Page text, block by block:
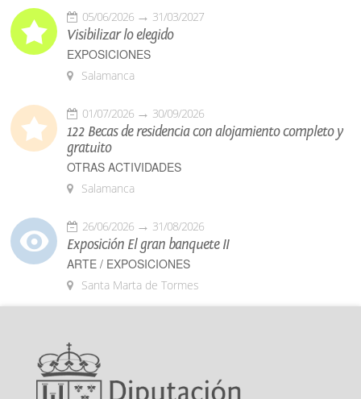
05/06/2026 31/03/2027
Visibilizar lo elegido
EXPOSICIONES
Salamanca
01/07/2026 30/09/2026
122 Becas de residencia con alojamiento completo y
gratuito
OTRAS ACTIVIDADES
Salamanca
26/06/2026 31/08/2026
Exposición El gran banquete II
ARTE / EXPOSICIONES
Santa Marta de Tormes